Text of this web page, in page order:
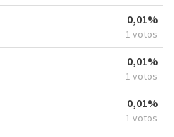
0,01%
1 votos
0,01%
1 votos
0,01%
1 votos